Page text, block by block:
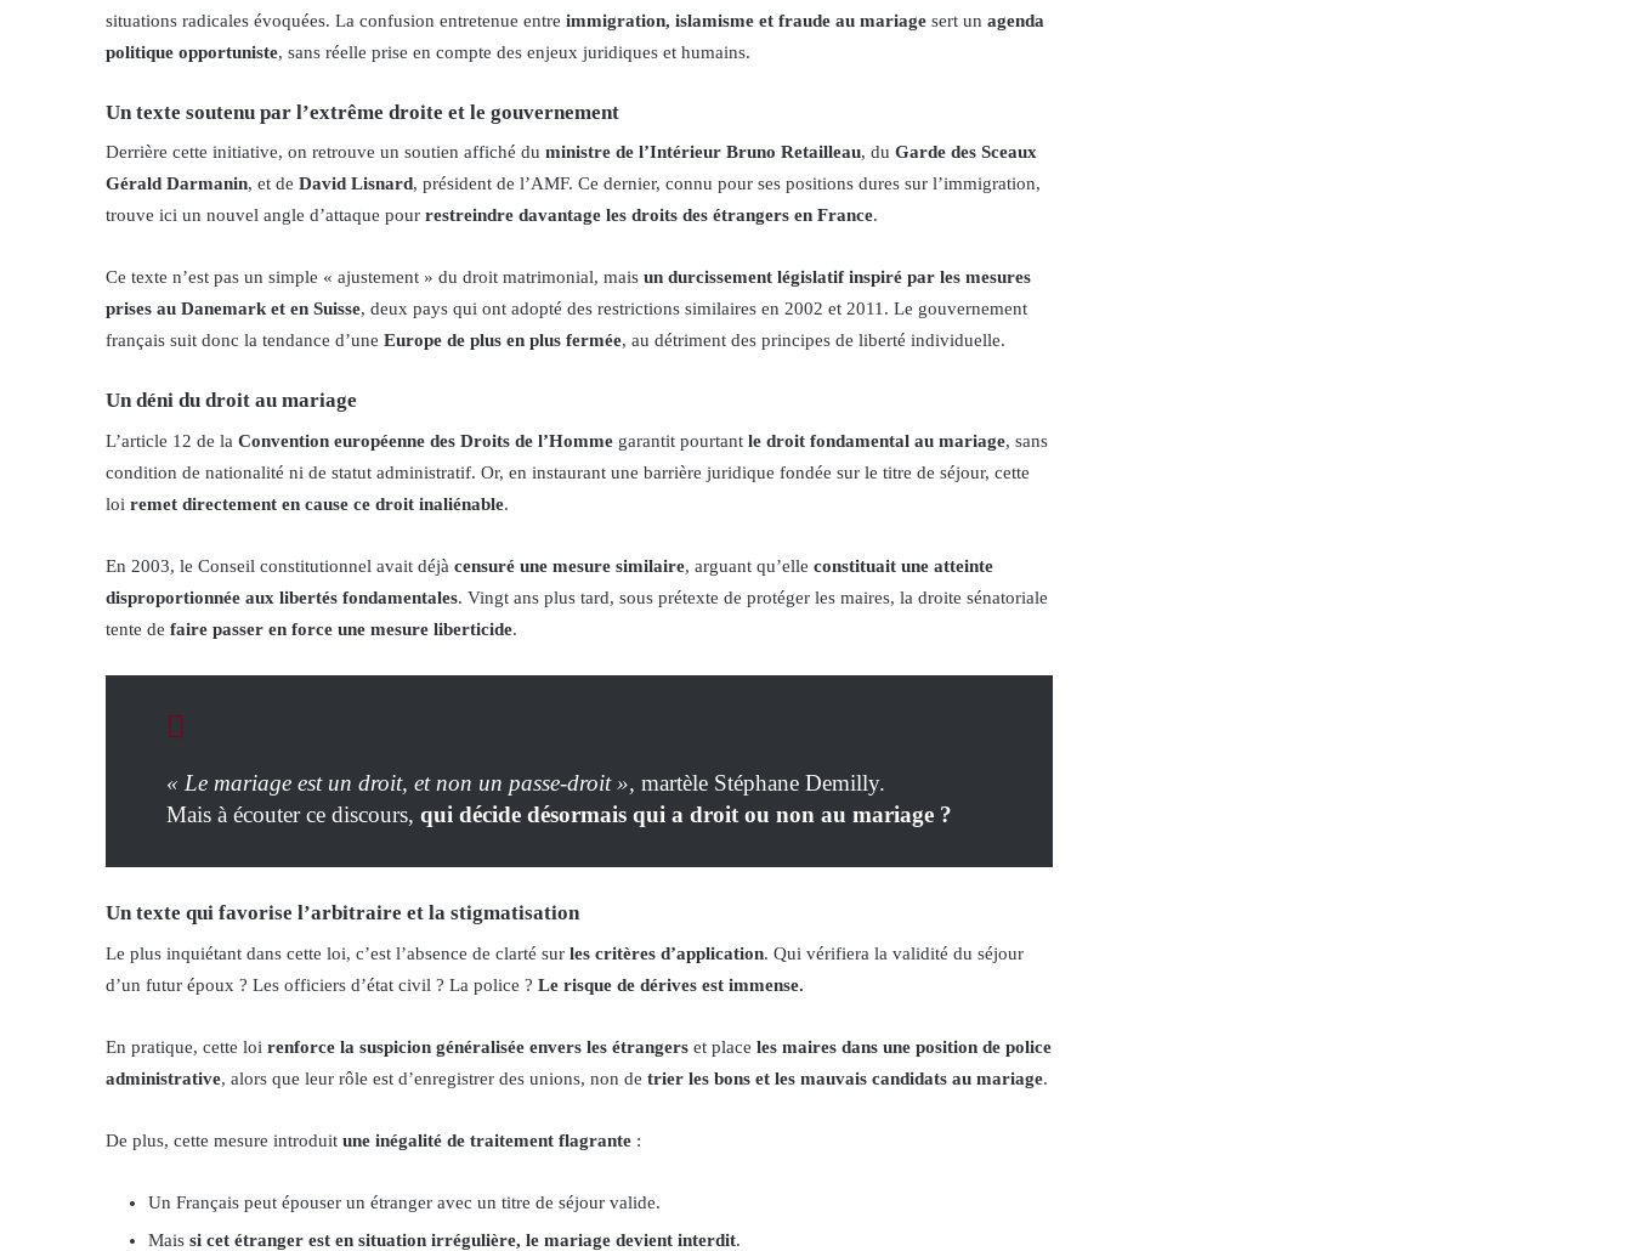
situations radicales évoquées. La confusion entretenue entre immigration, islamisme et fraude au mariage sert un agenda
politique opportuniste, sans réelle prise en compte des enjeux juridiques et humains.
Un texte soutenu par l’extrême droite et le gouvernement
Derrière cette initiative, on retrouve un soutien affiché du ministre de l’Intérieur Bruno Retailleau, du Garde des Sceaux
Gérald Darmanin, et de David Lisnard, président de l’AMF. Ce dernier, connu pour ses positions dures sur l’immigration,
trouve ici un nouvel angle d’attaque pour restreindre davantage les droits des étrangers en France.
Ce texte n’est pas un simple « ajustement » du droit matrimonial, mais un durcissement législatif inspiré par les mesures
prises au Danemark et en Suisse, deux pays qui ont adopté des restrictions similaires en 2002 et 2011. Le gouvernement
français suit donc la tendance d’une Europe de plus en plus fermée, au détriment des principes de liberté individuelle.
Un déni du droit au mariage
L’article 12 de la Convention européenne des Droits de l’Homme garantit pourtant le droit fondamental au mariage, sans
condition de nationalité ni de statut administratif. Or, en instaurant une barrière juridique fondée sur le titre de séjour, cette
loi remet directement en cause ce droit inaliénable.
En 2003, le Conseil constitutionnel avait déjà censuré une mesure similaire, arguant qu’elle constituait une atteinte
disproportionnée aux libertés fondamentales. Vingt ans plus tard, sous prétexte de protéger les maires, la droite sénatoriale
tente de faire passer en force une mesure liberticide.
« Le mariage est un droit, et non un passe-droit », martèle Stéphane Demilly.
Mais à écouter ce discours, qui décide désormais qui a droit ou non au mariage ?
Un texte qui favorise l’arbitraire et la stigmatisation
Le plus inquiétant dans cette loi, c’est l’absence de clarté sur les critères d’application. Qui vérifiera la validité du séjour
d’un futur époux ? Les officiers d’état civil ? La police ? Le risque de dérives est immense.
En pratique, cette loi renforce la suspicion généralisée envers les étrangers et place les maires dans une position de police
administrative, alors que leur rôle est d’enregistrer des unions, non de trier les bons et les mauvais candidats au mariage.
De plus, cette mesure introduit une inégalité de traitement flagrante :
Un Français peut épouser un étranger avec un titre de séjour valide.
Mais si cet étranger est en situation irrégulière, le mariage devient interdit.